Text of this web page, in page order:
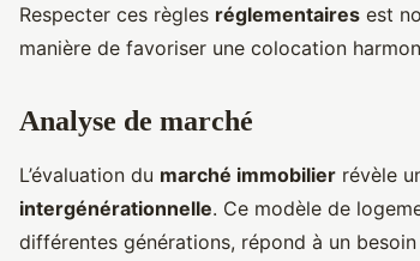
Respecter ces règles réglementaires est
manière de favoriser une colocation
Analyse de marché
L’évaluation du marché immobilier révèle
intergénérationnelle. Ce modèle de
différentes générations, répond à un